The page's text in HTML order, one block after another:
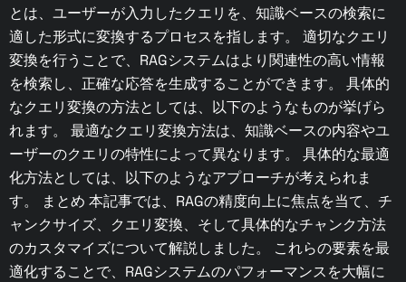
とは、ユーザーが入力したクエリを、知識ベースの検索に
適した形式に変換するプロセスを指します。 適切なクエリ
変換を行うことで、RAGシステムはより関連性の高い情報
を検索し、正確な応答を生成することができます。 具体的
なクエリ変換の方法としては、以下のようなものが挙げら
れます。 最適なクエリ変換方法は、知識ベースの内容やユ
ーザーのクエリの特性によって異なります。 具体的な最適
化方法としては、以下のようなアプローチが考えられま
す。 まとめ 本記事では、RAGの精度向上に焦点を当て、チ
ャンクサイズ、クエリ変換、そして具体的なチャンク方法
のカスタマイズについて解説しました。 これらの要素を最
適化することで、RAGシステムのパフォーマンスを大幅に